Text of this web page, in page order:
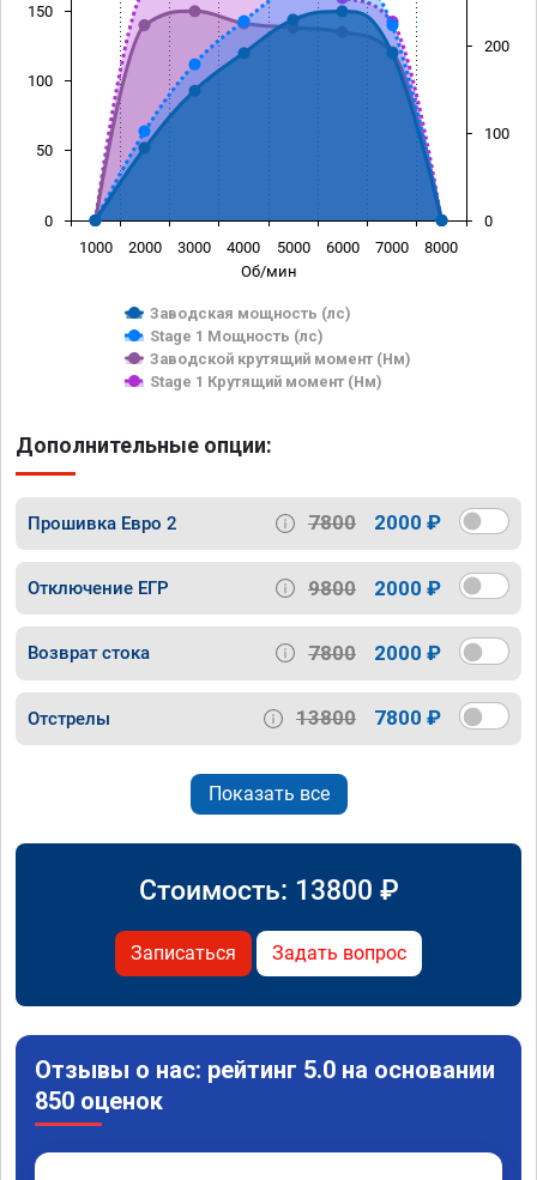
Об/мин
Заводская мощность (лс)
Stage 1 Мощность (лс)
Заводской крутящий момент (Нм)
Stage 1 Крутящий момент (Нм)
1000 2000 3000 4000 5000 6000 7000 8000
0
50
100
150
0
100
200
Дополнительные опции:
Прошивка Евро 2 7800 2000 ₽
Отключение ЕГР 9800 2000 ₽
Возврат стока 7800 2000 ₽
Отстрелы 13800 7800 ₽
Показать все
Стоимость: 13800 ₽
Записаться Задать вопрос
Отзывы о нас: рейтинг 5.0 на основании
850 оценок